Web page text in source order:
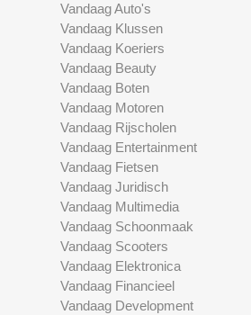
Vandaag Auto's
Vandaag Klussen
Vandaag Koeriers
Vandaag Beauty
Vandaag Boten
Vandaag Motoren
Vandaag Rijscholen
Vandaag Entertainment
Vandaag Fietsen
Vandaag Juridisch
Vandaag Multimedia
Vandaag Schoonmaak
Vandaag Scooters
Vandaag Elektronica
Vandaag Financieel
Vandaag Development